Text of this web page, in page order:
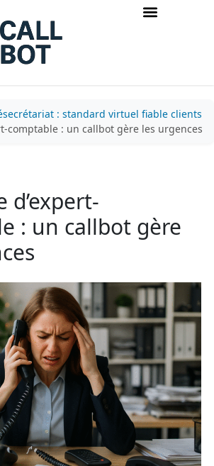
: standard virtuel fiable clients
comptable : un callbot gère les urgences
d’expert-
: un callbot gère